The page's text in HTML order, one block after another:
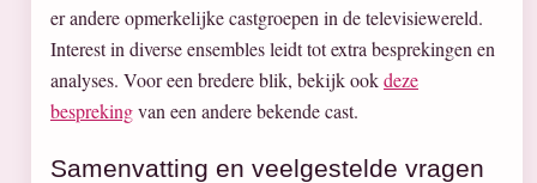
er andere opmerkelijke castgroepen in de televisiewereld.
Interest in diverse ensembles leidt tot extra besprekingen en
analyses. Voor een bredere blik, bekijk ookdeze
besprekingvan een andere bekende cast.
Samenvatting en veelgestelde vragen